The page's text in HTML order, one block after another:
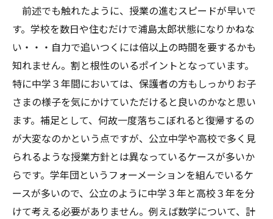
前述でも触れたように、授業の進むスピードが早いで
す。学校を数日や住むだけで浦島太郎状態になりかねな
い・・・自力で追いつくには倍以上の時間を要するかも
知れません。割と根性のいるポイントとなっています。
特に中学３年間においては、保護者の方もしっかりお子
さまの様子を気にかけていただけると良いのかなと思い
ます。補足として、何故一度落ちこぼれると復帰するの
が大変なのかという点ですが、公立中学や高校で多く見
られるような授業方針とは異なっているケースが多いか
らです。学年団というフォーメーションを組んでいるケ
ースが多いので、公立のように中学３年と高校３年を分
けて考える必要がありません。例えば数学について、計